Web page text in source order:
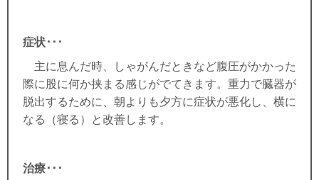
症状･･･
主に息んだ時、しゃがんだときなど腹圧がかかった
際に股に何か挟まる感じがでてきます。重力で臓器が
脱出するために、 朝よりも夕方に症状が悪化し、 横に
なる（寝る）
と改善します。
治療･･･